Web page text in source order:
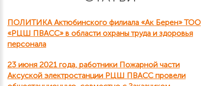
ПОЛИТИКА Актюбинского филиала «Ак Берен» ТОО
«РЦШ ПВАСС» в области охраны труда и здоровья
персонала
23 июня 2021 года, работники Пожарной части
Аксуской электростанции РЦШ ПВАСС провели